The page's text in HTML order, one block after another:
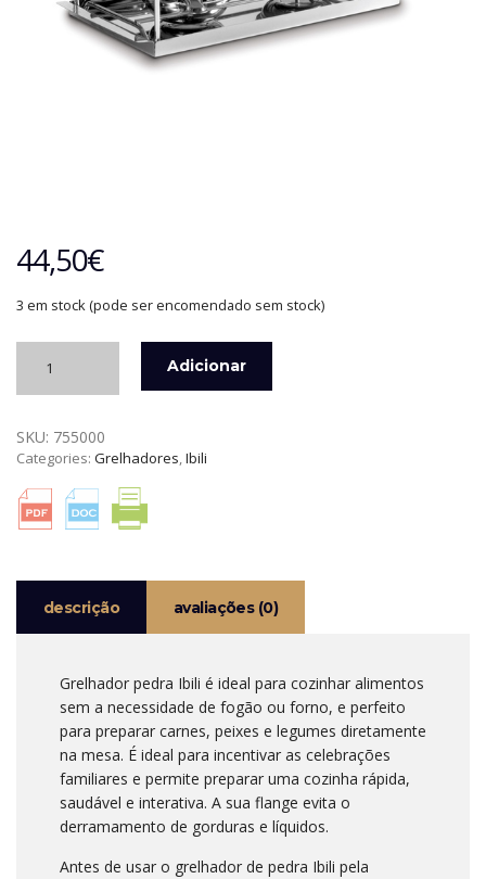
44,50€
3 em stock (pode ser encomendado sem stock)
GRELHADOR
37
x
CM
IBILI
Adicionar
SKU: 755000
Categories: Grelhadores,Ibili
descrição avaliações (0)
Grelhador pedra Ibili é ideal para cozinhar alimentos
sem a necessidade de fogão ou forno, e perfeito
para preparar carnes, peixes e legumes diretamente
na mesa. É ideal para incentivar as celebrações
familiares e permite preparar uma cozinha rápida,
saudável e interativa. A sua flange evita o
derramamento de gorduras e líquidos.
Antes de usar o grelhador de pedra Ibili pela